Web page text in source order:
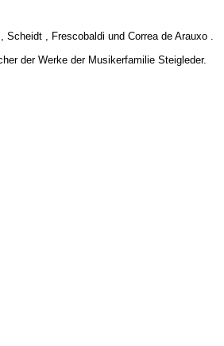
, Frescobaldi und Correa de Arauxo .
der Werke der Musikerfamilie Steigleder.